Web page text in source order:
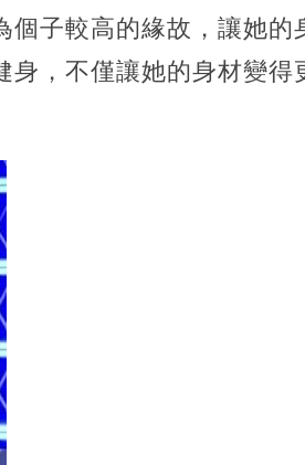
子較高的緣故，讓她的
，不僅讓她的身材變得